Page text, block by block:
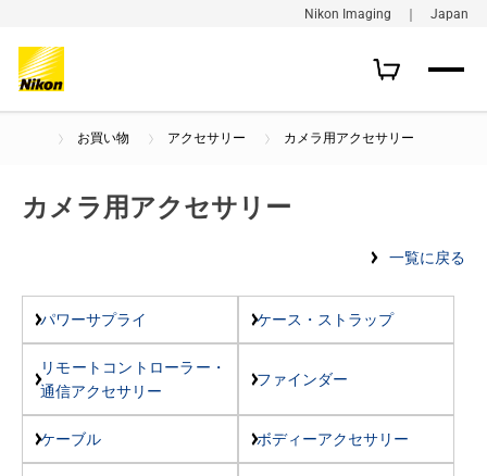
Nikon Imaging ｜ Japan
お買い物 アクセサリー カメラ用アクセサリー
カメラ用アクセサリー
一覧に戻る
パワーサプライ ケース・ストラップ
リモートコントローラー・
通信アクセサリー
ファインダー
ケーブル ボディーアクセサリー